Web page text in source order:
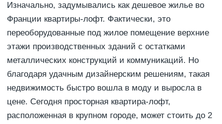
Изначально, задумывались как дешевое жилье во
Франции квартиры-лофт. Фактически, это
переоборудованные под жилое помещение верхние
этажи производственных зданий с остатками
металлических конструкций и коммуникаций. Но
благодаря удачным дизайнерским решениям, такая
недвижимость быстро вошла в моду и выросла в
цене. Сегодня просторная квартира-лофт,
расположенная в крупном городе, может стоить до 2